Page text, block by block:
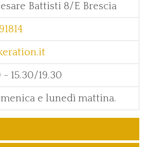
Battisti 8/E Brescia
- 15.30/19.30
e lunedì mattina.